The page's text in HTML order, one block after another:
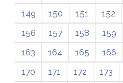
149
150 151 152
156
157 158 159
163
164 165 166
170
171 172 173